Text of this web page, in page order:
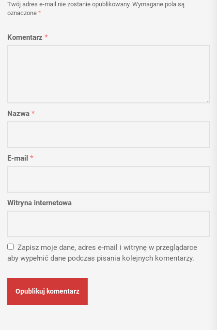
Twój adres e-mail nie zostanie opublikowany. Wymagane pola są
oznaczone *
Komentarz *
Nazwa *
E-mail *
Witryna internetowa
Zapisz moje dane, adres e-mail i witrynę w przeglądarce
aby wypełnić dane podczas pisania kolejnych komentarzy.